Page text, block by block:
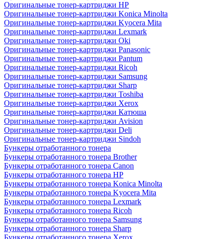
Оригинальные тонер-картриджи HP
Оригинальные тонер-картриджи Konica Minolta
Оригинальные тонер-картриджи Kyocera Mita
Оригинальные тонер-картриджи Lexmark
Оригинальные тонер-картриджи Oki
Оригинальные тонер-картриджи Panasonic
Оригинальные тонер-картриджи Pantum
Оригинальные тонер-картриджи Ricoh
Оригинальные тонер-картриджи Samsung
Оригинальные тонер-картриджи Sharp
Оригинальные тонер-картриджи Toshiba
Оригинальные тонер-картриджи Xerox
Оригинальные тонер-картриджи Катюша
Оригинальные тонер-картриджи Avision
Оригинальные тонер-картриджи Deli
Оригинальные тонер-картриджи Sindoh
Бункеры отработанного тонера
Бункеры отработанного тонера Brother
Бункеры отработанного тонера Canon
Бункеры отработанного тонера HP
Бункеры отработанного тонера Konica Minolta
Бункеры отработанного тонера Kyocera Mita
Бункеры отработанного тонера Lexmark
Бункеры отработанного тонера Ricoh
Бункеры отработанного тонера Samsung
Бункеры отработанного тонера Sharp
Бункеры отработанного тонера Xerox